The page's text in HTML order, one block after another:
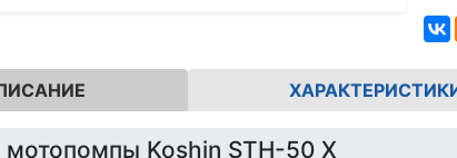
Koshin STH-50 X